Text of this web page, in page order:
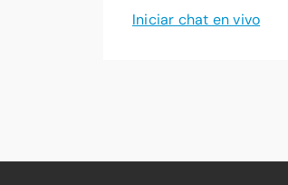
Iniciar chat en vivo